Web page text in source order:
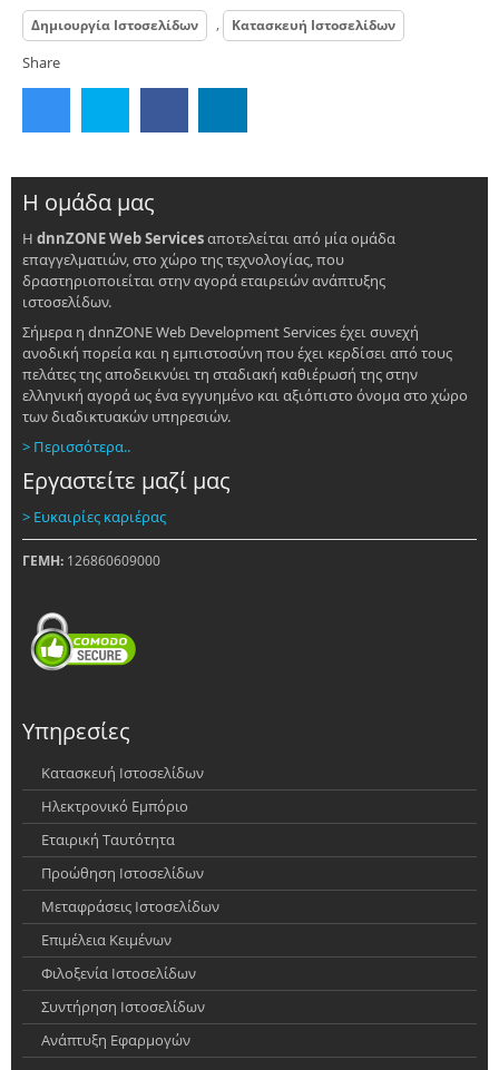
Δημιουργία Ιστοσελίδων , Κατασκευή Ιστοσελίδων
Share
Η ομάδα μας
Η dnnZONE Web Servicesαποτελείται από μία ομάδα
επαγγελματιών, στο χώρο της τεχνολογίας, που
δραστηριοποιείται στην αγορά εταιρειών ανάπτυξης
ιστοσελίδων.
Σήμερα η dnnZONE Web Development Services έχει συνεχή
ανοδική πορεία και η εμπιστοσύνη που έχει κερδίσει από τους
πελάτες της αποδεικνύει τη σταδιακή καθιέρωσή της στην
ελληνική αγορά ως ένα εγγυημένο και αξιόπιστο όνομα στο χώρο
των διαδικτυακών υπηρεσιών.
> Περισσότερα..
Εργαστείτε μαζί μας
> Ευκαιρίες καριέρας
ΓΕΜΗ: 126860609000
Υπηρεσίες
Κατασκευή Ιστοσελίδων
Ηλεκτρονικό Εμπόριο
Εταιρική Ταυτότητα
Προώθηση Ιστοσελίδων
Μεταφράσεις Ιστοσελίδων
Επιμέλεια Κειμένων
Φιλοξενία Ιστοσελίδων
Συντήρηση Ιστοσελίδων
Ανάπτυξη Εφαρμογών